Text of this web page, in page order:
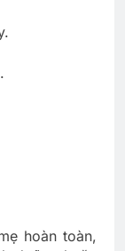
hoàn toàn,